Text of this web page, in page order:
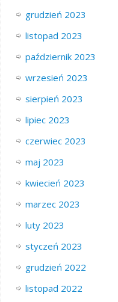
grudzień 2023
listopad 2023
październik 2023
wrzesień 2023
sierpień 2023
lipiec 2023
czerwiec 2023
maj 2023
kwiecień 2023
marzec 2023
luty 2023
styczeń 2023
grudzień 2022
listopad 2022